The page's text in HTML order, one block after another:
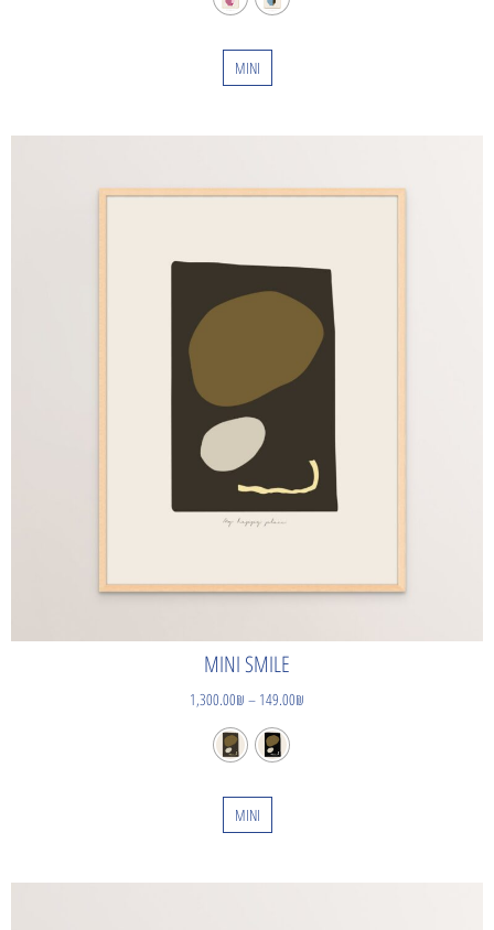
MINI
MINI SMILE
149.00₪
–
1,300.00₪
MINI